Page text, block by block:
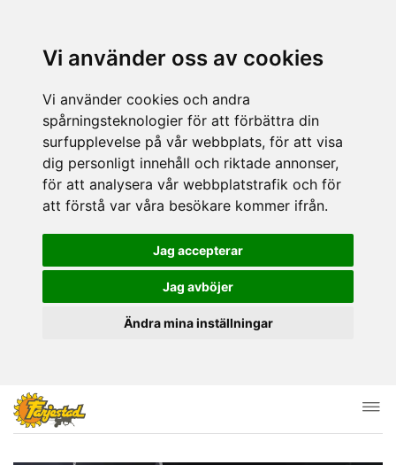
Vi använder oss av cookies
Vi använder cookies och andra
spårningsteknologier för att förbättra din
surfupplevelse på vår webbplats, för att visa
dig personligt innehåll och riktade annonser,
för att analysera vår webbplatstrafik och för
att förstå var våra besökare kommer ifrån.
Jag accepterar
Jag avböjer
Ändra mina inställningar